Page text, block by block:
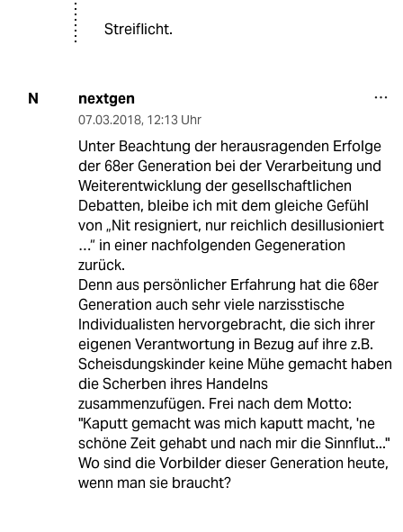
Streiflicht.
N nextgen
07.03.2018, 12:13 Uhr
Unter Beachtung der herausragenden Erfolge
der 68er Generation bei der Verarbeitung und
Weiterentwicklung der gesellschaftlichen
Debatten, bleibe ich mit dem gleiche Gefühl
von „Nit resigniert, nur reichlich desillusioniert
…“ in einer nachfolgenden Gegeneration
zurück.
Denn aus persönlicher Erfahrung hat die 68er
Generation auch sehr viele narzisstische
Individualisten hervorgebracht, die sich ihrer
eigenen Verantwortung in Bezug auf ihre z.B.
Scheisdungskinder keine Mühe gemacht haben
die Scherben ihres Handelns
zusammenzufügen. Frei nach dem Motto:
"Kaputt gemacht was mich kaputt macht, 'ne
schöne Zeit gehabt und nach mir die Sinnflut..."
Wo sind die Vorbilder dieser Generation heute,
wenn man sie braucht?